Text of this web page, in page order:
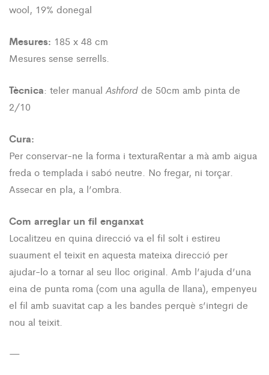
wool, 19% donegal
Mesures: 185 x 48 cm
Mesures sense serrells.
Tècnica: teler manual Ashford de 50cm amb pinta de
2/10
Cura:
Per conservar-ne la forma i texturaRentar a mà amb aigua
freda o templada i sabó neutre. No fregar, ni torçar.
Assecar en pla, a l’ombra.
Com arreglar un fil enganxat
Localitzeu en quina direcció va el fil solt i estireu
suaument el teixit en aquesta mateixa direcció per
ajudar-lo a tornar al seu lloc original. Amb l’ajuda d’una
eina de punta roma (com una agulla de llana), empenyeu
el fil amb suavitat cap a les bandes perquè s’integri de
nou al teixit.
—